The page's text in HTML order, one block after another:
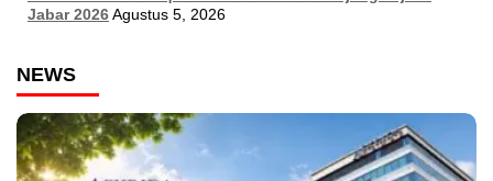
Jabar 2026Agustus 5, 2026
NEWS